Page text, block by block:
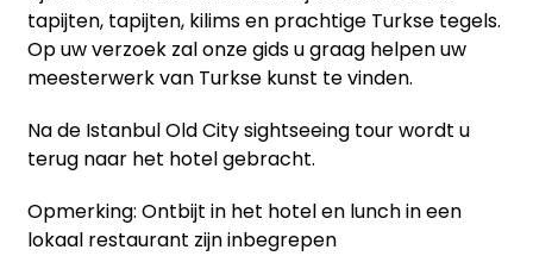
tapijten, tapijten, kilims en prachtige Turkse tegels.
Op uw verzoek zal onze gids u graag helpen uw
meesterwerk van Turkse kunst te vinden.
Na de Istanbul Old City sightseeing tour wordt u
terug naar het hotel gebracht.
Opmerking: Ontbijt in het hotel en lunch in een
lokaal restaurant zijn inbegrepen